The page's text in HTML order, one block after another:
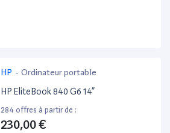
HP - Ordinateur portable
HP EliteBook 840 G6 14”
284 offres à partir de :
230,00 €